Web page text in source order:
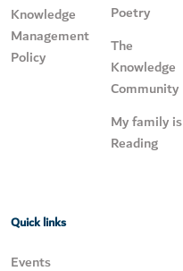
Knowledge
Management
Policy
Poetry
The
Knowledge
Community
My family is
Reading
Quick links
Events